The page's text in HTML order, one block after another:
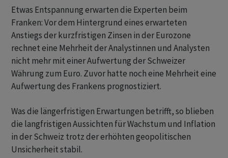
Etwas Entspannung erwarten die Experten beim
Franken: Vor dem Hintergrund eines erwarteten
Anstiegs der kurzfristigen Zinsen in der Eurozone
rechnet eine Mehrheit der Analystinnen und Analysten
nicht mehr mit einer Aufwertung der Schweizer
Währung zum Euro. Zuvor hatte noch eine Mehrheit eine
Aufwertung des Frankens prognostiziert.
Was die längerfristigen Erwartungen betrifft, so blieben
die langfristigen Aussichten für Wachstum und Inflation
in der Schweiz trotz der erhöhten geopolitischen
Unsicherheit stabil.